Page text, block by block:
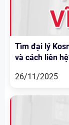
Tìm đại lý
và cách liên
26/11/2025